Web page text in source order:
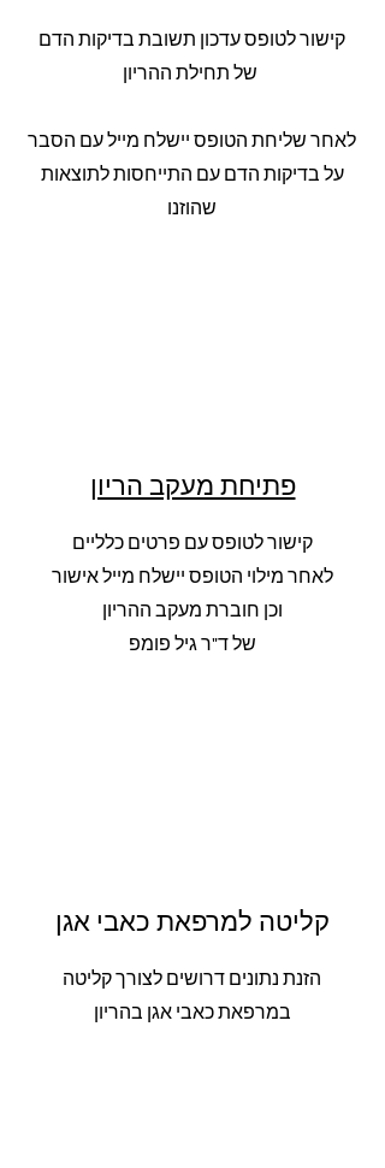
קישור לטופס עדכון תשובת בדיקות הדם
לאחר שליחת הטופס יישלח מייל עם הסבר
על בדיקות הדם עם התייחסות לתוצאות
שהוזנו
פתיחת מעקב הריון
קישור לטופס עם פרטים כלליים
לאחר מילוי הטופס יישלח מייל אישור
וכן חוברת מעקב ההריון
של ד"ר גיל פומפ
קליטה למרפאת כאבי אגן
הזנת נתונים דרושים לצורך קליטה
במרפאת כאבי אגן בהריון